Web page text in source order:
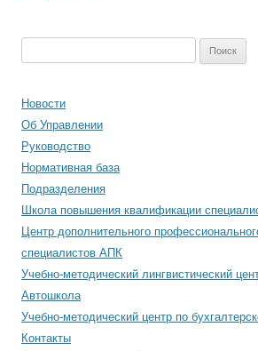
Новости
Об Управлении
Руководство
Нормативная база
Подразделения
Школа повышения квалификации
Центр дополнительного
специалистов АПК
Учебно-методический лингвистический
Автошкола
Учебно-методический центр по
Контакты